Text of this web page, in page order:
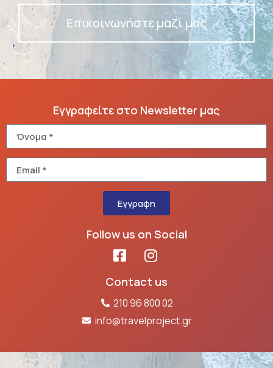
Επικοινωνήστε μαζί μας
Εγγραφείτε στο Newsletter μας
Εγγραφη
Follow us on Social
Contact us
210 96 800 02
info@travelproject.gr